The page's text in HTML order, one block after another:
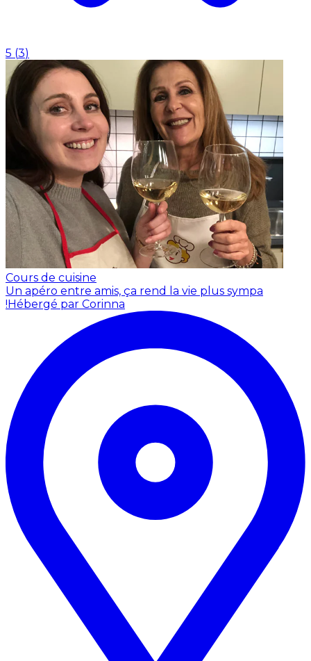
5 (3)
Cours de cuisine
Un apéro entre amis, ça rend la vie plus sympa
!Hébergé par Corinna